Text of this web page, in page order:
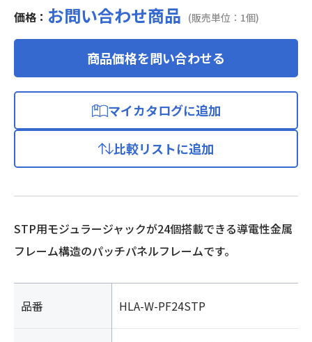
価格： お問い合わせ商品 (販売単位：1個)
商品価格を問い合わせる
マイカタログに追加
比較リストに追加
STP用モジュラージャックが24個搭載できる導電性金属
フレーム構造のパッチパネルフレームです。
品番 HLA-W-PF24STP